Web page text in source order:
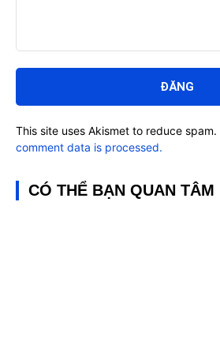
luận:
This site uses Akismet to reduce spam.
comment data is processed.
CÓ THỂ BẠN QUAN TÂM